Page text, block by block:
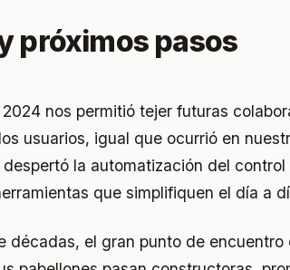
próximos pasos
nos permitió tejer futuras
usuarios, igual que ocurrió en
la automatización del
que simplifiquen el día a
décadas, el gran punto de encuentro